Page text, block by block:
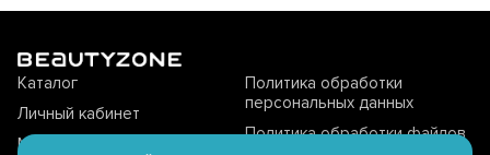
Каталог
Личный кабинет
Магазины offline
Политика обработки
персональных данных
Политика обработки файлов